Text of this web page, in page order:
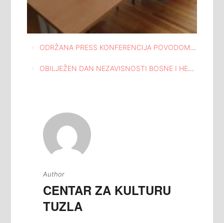
Navigacija
članaka
ODRŽANA PRESS KONFERENCIJA POVODOM IZBORA SPORTISTE GODINE GRADA TUZLA 2018
OBILJEŽEN DAN NEZAVISNOSTI BOSNE I HERCEGOVINE U DOMU MLADIH TUZLA
Author
CENTAR ZA KULTURU
TUZLA